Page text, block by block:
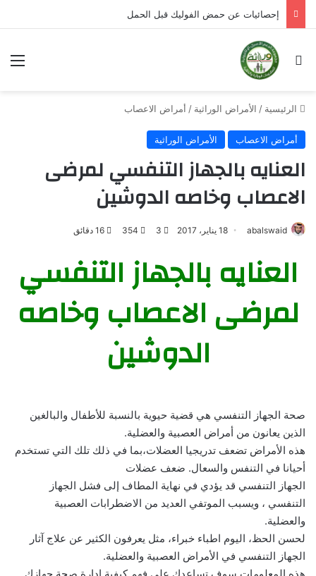
أسئلة شائعة ومهمة عن حمض الفوليك
بحث عن
الرئيسية / الأمراض الوراثية / أمراض الاعصاب
أمراض الاعصاب الأمراض الوراثية
العنايه بالجهاز التنفسي لمرضى
الاعصاب وخاصه الدوشين
abalswaid 18 يناير، 2017 3
354
العنايه بالجهاز التنفسي
لمرضى الاعصاب وخاصه
الدوشين
صحة الجهاز التنفسي هي قضية حيوية بالنسبة للأطفال والبالغين
الذين يعانون من أمراض العصبية والعضلية.
هذه الأمراض تضعف تدريجيا العضلات،بما في ذلك تلك التي تستخدم
أحيانا في التنفس والسعال. ضعف عضلات
الجهاز التنفسي قد يؤدي في نهاية المطاف إلى فشل الجهاز
التنفسي ، ويسبب الموتفي العديد من الاضطرابات العصبية
والعضلية.
لحسن الحظ، اليوم اطباء خبراء، مثل يعرفون الكثير عن علاج آثار
الجهاز التنفسي في الأمراض العصبية والعضلية.
هذه المعلومات سوف تساعدك على فهم كيفية إدارة صحة جهازك